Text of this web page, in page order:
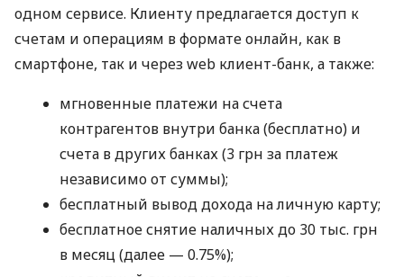
одном сервисе. Клиенту предлагается доступ к
счетам и операциям в формате онлайн, как в
смартфоне, так и через web клиент-банк, а также:
мгновенные платежи на счета
контрагентов внутри банка (бесплатно) и
счета в других банках (3 грн за платеж
независимо от суммы);
бесплатный вывод дохода на личную карту;
бесплатное снятие наличных до 30 тыс. грн
в месяц (далее — 0.75%);